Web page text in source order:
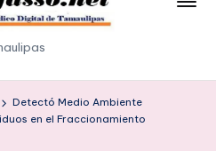
Detectó Medio Ambiente
en el Fraccionamiento